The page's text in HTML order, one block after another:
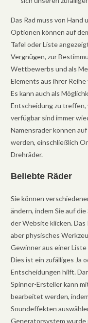
Das Rad muss von Hand
Optionen können auf
Tafel oder Liste
Vergnügen, zur
Wettbewerbs und als
Elements aus ihrer
Es kann auch als
Entscheidung zu
verfügbar sind immer
Namensräder können
werden, einschließlich
Drehräder.
Beliebte Räder
Sie können
ändern, indem Sie auf
der Website klicken.
aber physisches
Gewinner aus einer
Dies ist ein zufälliges Ja
Entscheidungen hilft.
Spinner-Ersteller kann
bearbeitet werden,
Soundeffekten
Generatorsystem wurde